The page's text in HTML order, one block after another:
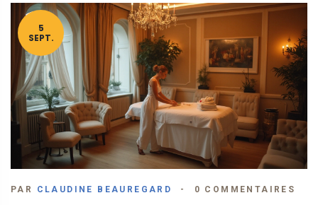
5
SEPT.
PAR CLAUDINE BEAUREGARD 0 COMMENTAIRES